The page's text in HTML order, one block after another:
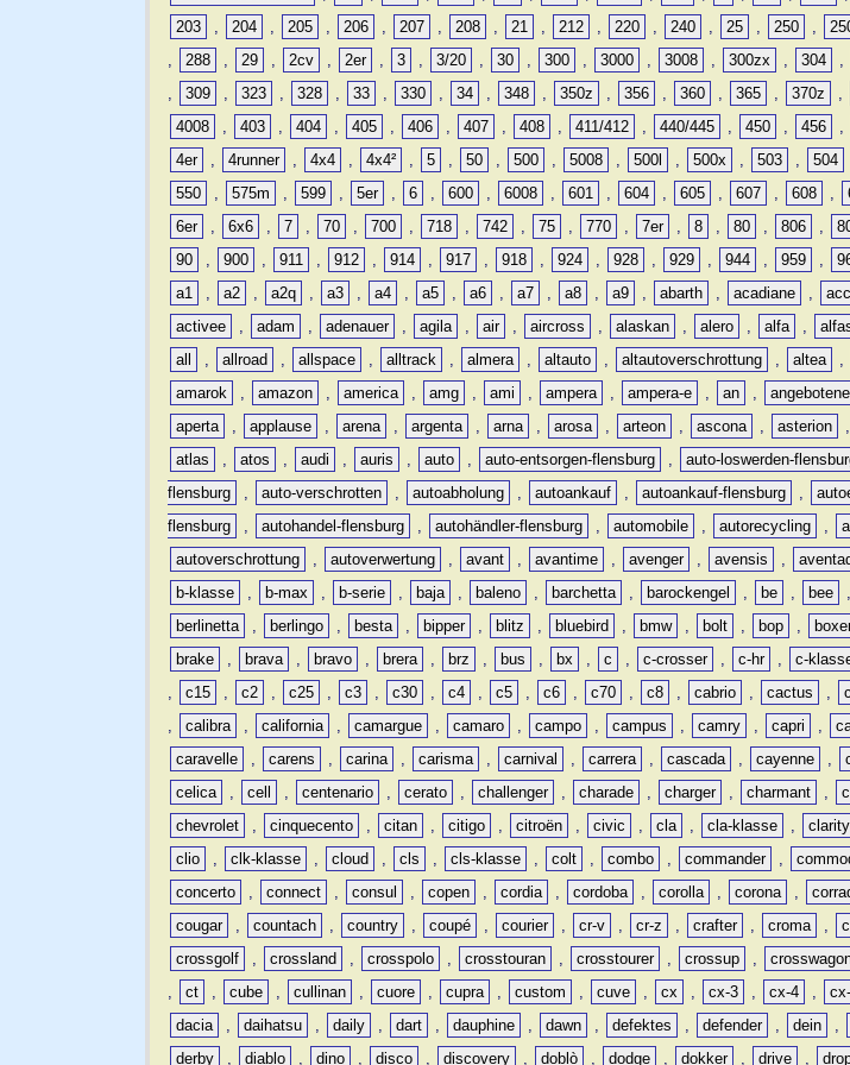
203
, 204 , 205 , 206 , 207 , 208 , 21 , 212 , 220 , 240 , 25 , 250 ,
,
288 , 29 , 2cv , 2er , 3 , 3/20 , 30 , 300 , 3000 , 3008 , 300zx , 304 ,
,
309 , 323 , 328 , 33 , 330 , 34 , 348 , 350z , 356 , 360 , 365 , 370z ,
4008
, 403 , 404 , 405 , 406 , 407 , 408 , 411/412 , 440/445 , 450 , 456 ,
4er
, 4runner , 4x4 , 4x4² , 5 , 50 , 500 , 5008 , 500l , 500x , 503 , 504
550
, 575m , 599 , 5er , 6 , 600 , 6008 , 601 , 604 , 605 , 607 , 608 ,
6er
, 6x6 , 7 , 70 , 700 , 718 , 742 , 75 , 770 , 7er , 8 , 80 , 806 ,
90
, 900 , 911 , 912 , 914 , 917 , 918 , 924 , 928 , 929 , 944 , 959 ,
a1
, a2 , a2q , a3 , a4 , a5 , a6 , a7 , a8 , a9 , abarth , acadiane ,
activee
, adam , adenauer , agila , air , aircross , alaskan , alero , alfa ,
all
, allroad , allspace , alltrack , almera , altauto , altautoverschrottung , altea ,
amarok
, amazon , america , amg , ami , ampera , ampera-e , an , angebotene
aperta
, applause , arena , argenta , arna , arosa , arteon , ascona , asterion ,
atlas
, atos , audi , auris , auto , auto-entsorgen-flensburg , auto-loswerden-
flensburg
, auto-verschrotten , autoabholung , autoankauf , autoankauf-flensburg ,
flensburg
, autohandel-flensburg , autohändler-flensburg , automobile , autorecycling ,
autoverschrottung
, autoverwertung , avant , avantime , avenger , avensis ,
b-klasse
, b-max , b-serie , baja , baleno , barchetta , barockengel , be , bee ,
berlinetta
, berlingo , besta , bipper , blitz , bluebird , bmw , bolt , bop ,
brake
, brava , bravo , brera , brz , bus , bx , c , c-crosser , c-hr , c-
,
c15 , c2 , c25 , c3 , c30 , c4 , c5 , c6 , c70 , c8 , cabrio , cactus ,
,
calibra , california , camargue , camaro , campo , campus , camry , capri ,
caravelle
, carens , carina , carisma , carnival , carrera , cascada , cayenne ,
celica
, cell , centenario , cerato , challenger , charade , charger , charmant ,
chevrolet
, cinquecento , citan , citigo , citroën , civic , cla , cla-klasse , clarity
clio
, clk-klasse , cloud , cls , cls-klasse , colt , combo , commander ,
concerto
, connect , consul , copen , cordia , cordoba , corolla , corona ,
cougar
, countach , country , coupé , courier , cr-v , cr-z , crafter , croma ,
crossgolf
, crossland , crosspolo , crosstouran , crosstourer , crossup ,
,
ct , cube , cullinan , cuore , cupra , custom , cuve , cx , cx-3 , cx-4 ,
dacia
, daihatsu , daily , dart , dauphine , dawn , defektes , defender , dein ,
derby
, diablo , dino , disco , discovery , doblò , dodge , dokker , drive ,